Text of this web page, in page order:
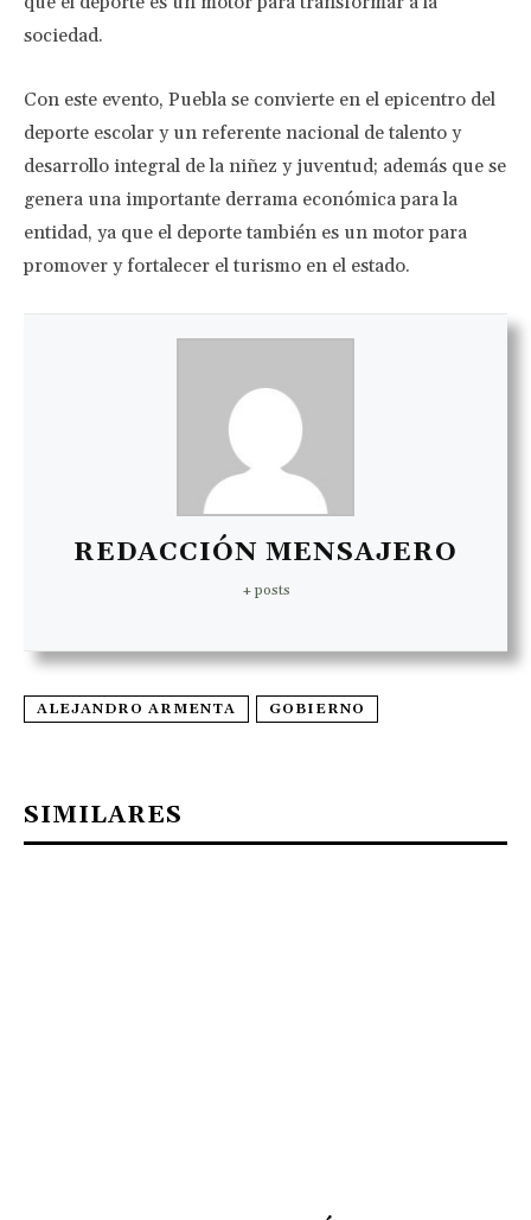
sociedad.
Con este evento, Puebla se convierte en el epicentro del
deporte escolar y un referente nacional de talento y
desarrollo integral de la niñez y juventud; además que se
genera una importante derrama económica para la
entidad, ya que el deporte también es un motor para
promover y fortalecer el turismo en el estado.
REDACCIÓN MENSAJERO
+ posts
ALEJANDRO ARMENTA GOBIERNO
SIMILARES